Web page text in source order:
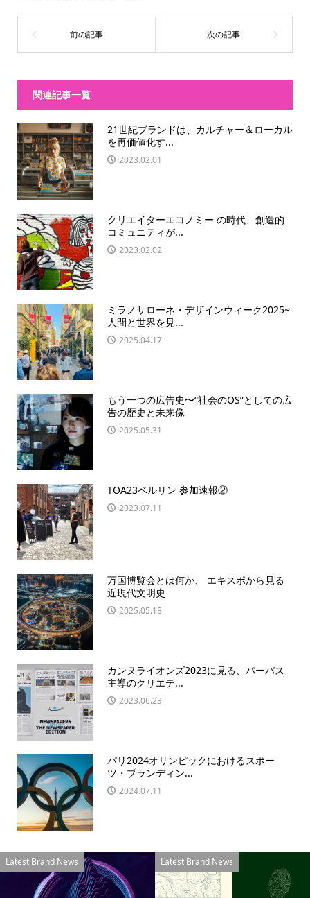
関連記事一覧
21世紀ブランドは、カルチャー＆ローカル
を再価値化す...
2023.02.01
クリエイターエコノミー の時代、創造的
コミュニティが...
2023.02.02
ミラノサローネ・デザインウィーク2025~
人間と世界を見...
2025.04.17
もう一つの広告史〜“社会のOS”としての広
告の歴史と未来像
2025.05.31
TOA23ベルリン 参加速報②
2023.07.11
万国博覧会とは何か、 エキスポから見る
近現代文明史
2025.05.18
カンヌライオンズ2023に見る、パーパス
主導のクリエテ...
2023.06.23
パリ2024オリンピックにおけるスポー
ツ・ブランディン...
2024.07.11
Latest Brand News Latest Brand News